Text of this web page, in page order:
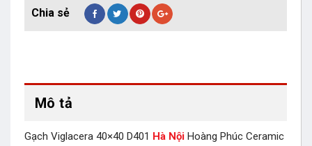
Mô tả
Gạch Viglacera 40×40 D401 Hà Nội Hoàng Phúc Ceramic